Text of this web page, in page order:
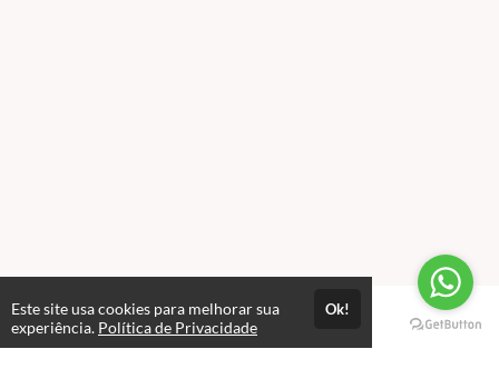
Páginas
Este site usa cookies para melhorar sua
experiência. Política de Privacidade
Ok!